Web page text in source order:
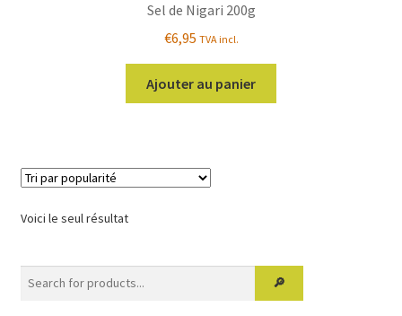
Sel de Nigari 200g
€6,95 TVA incl.
Ajouter au panier
Voici le seul résultat